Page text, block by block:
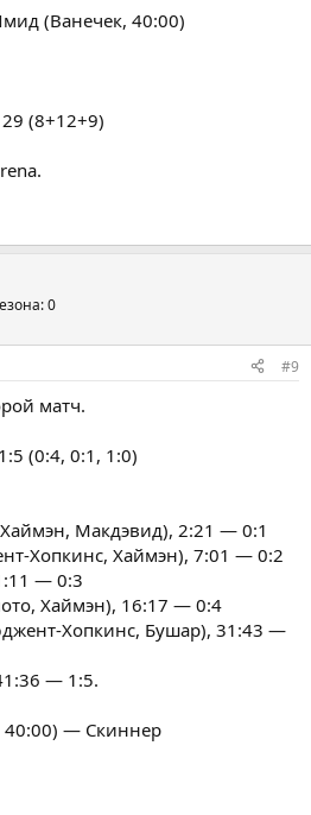
(Ванечек, 40:00)
(8+12+9)
0
#9
матч.
(0:4, 0:1, 1:0)
Макдэвид), 2:21 — 0:1
Хопкинс, Хаймэн), 7:01 — 0:2
— 0:3
Хаймэн), 16:17 — 0:4
Хопкинс, Бушар), 31:43 —
— 1:5.
40:00) — Скиннер